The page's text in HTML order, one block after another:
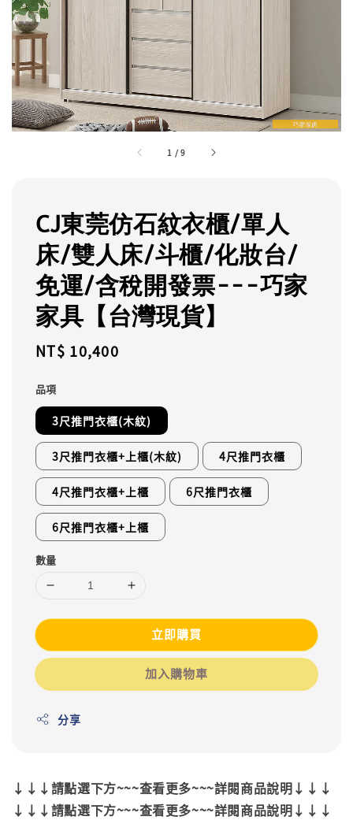
1 /9
CJ東莞仿石紋衣櫃/單人
床/雙人床/斗櫃/化妝台/
免運/含稅開發票---巧家
家具【台灣現貨】
Regular
NT$ 10,400
品項
3尺推門衣櫃(木紋)
3尺推門衣櫃+上櫃(木紋) 4尺推門衣櫃
4尺推門衣櫃+上櫃 6尺推門衣櫃
6尺推門衣櫃+上櫃
數量
立即購買
加入購物車
分享
↓↓↓請點選下方~~~查看更多~~~詳閱商品說明↓↓↓
↓↓↓請點選下方~~~查看更多~~~詳閱商品說明↓↓↓